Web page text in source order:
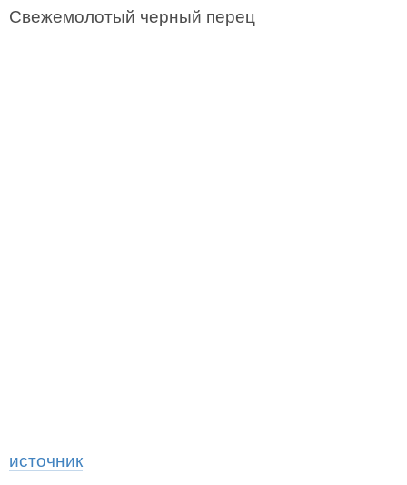
Свежемолотый черный перец
источник